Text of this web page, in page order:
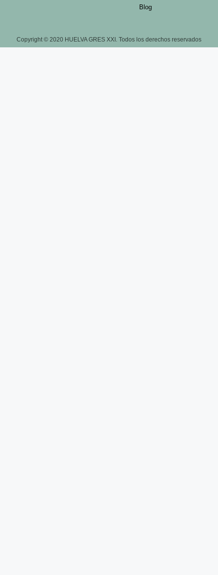
Blog
Copyright © 2020 HUELVA GRES XXI. Todos los derechos reservados